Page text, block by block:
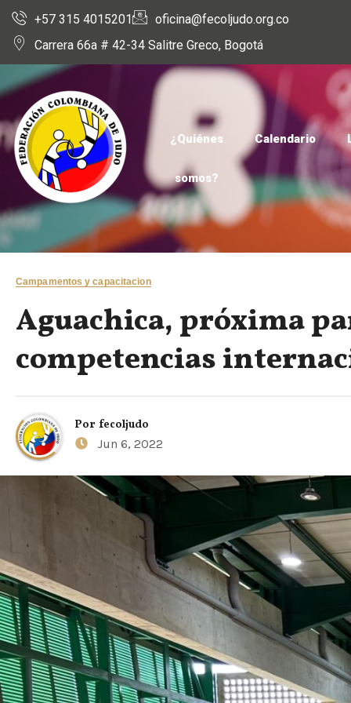
+57 315 4015201
oficina@fecoljudo.org.co
Carrera 66a # 42-34 Salitre Greco, Bogotá
¿Quiénes
somos?
Calendario
Campamentos y capacitacion
Aguachica, próxima
competencias
Por fecoljudo
Jun 6, 2022